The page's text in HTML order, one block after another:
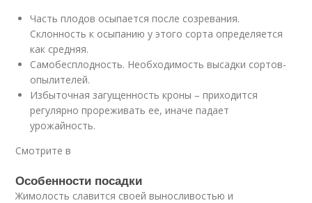
Часть плодов осыпается после созревания.
Склонность к осыпанию у этого сорта определяется
как средняя.
Самобесплодность. Необходимость высадки сортов-
опылителей.
Избыточная загущенность кроны – приходится
регулярно прореживать ее, иначе падает
урожайность.
Смотрите в
Особенности посадки
Жимолость славится своей выносливостью и